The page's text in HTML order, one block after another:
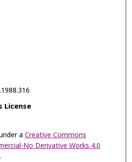
License
a Creative Commons
No Derivative Works 4.0
.